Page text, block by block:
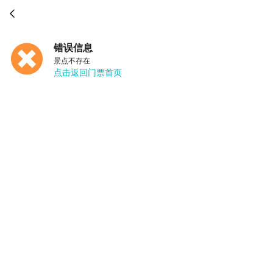

错误信息
景点不存在
点击返回门票首页